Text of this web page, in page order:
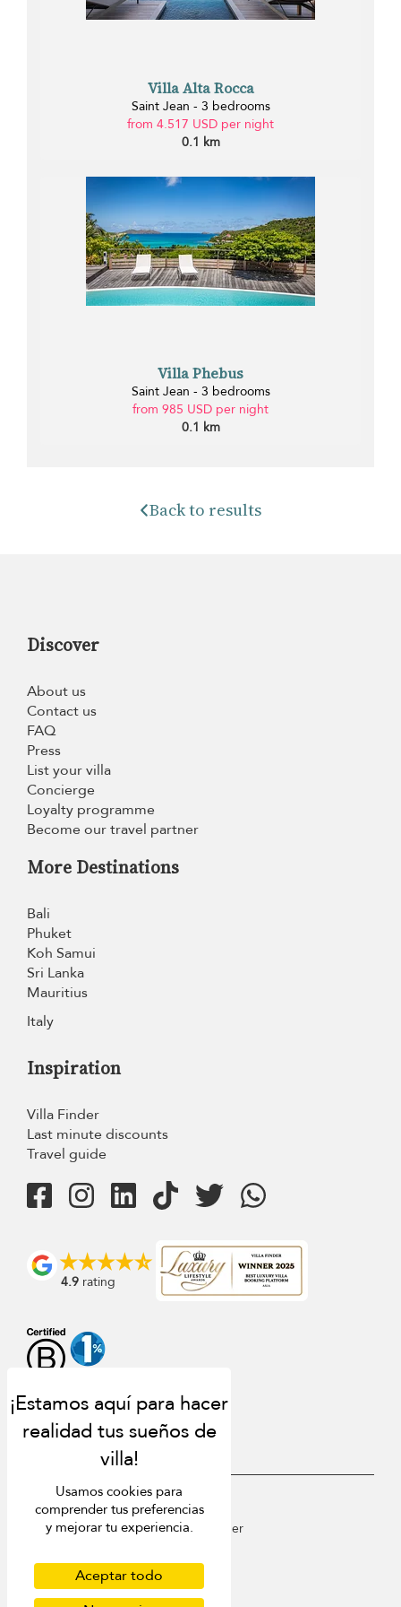
Villa Alta Rocca
Saint Jean - 3 bedrooms
from 4.517 USD per night
0.1 km
Villa Phebus
Saint Jean - 3 bedrooms
from 985 USD per night
0.1 km
Back to results
Discover
About us
Contact us
FAQ
Press
List your villa
Concierge
Loyalty programme
Become our travel partner
More Destinations
Bali
Phuket
Koh Samui
Sri Lanka
Mauritius
Italy
Inspiration
Villa Finder
Last minute discounts
Travel guide
4.9 rating
USD $ es Español
Copyright © 2026 St Barts Villa Finder
Privacy Policy
Cookies
Usamos cookies para
comprender tus preferencias
y mejorar tu experiencia.
Aceptar todo